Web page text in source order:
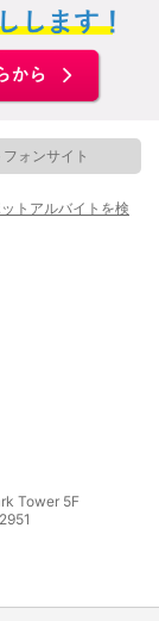
ォンサイト
トアルバイトを検
Tower 5F